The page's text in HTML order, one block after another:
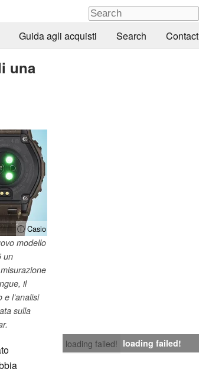
Guida agli acquisti Search Contact
una
ⓘ Casio
modello
un
il
l’analisi
sulla
loading failed! loading failed!